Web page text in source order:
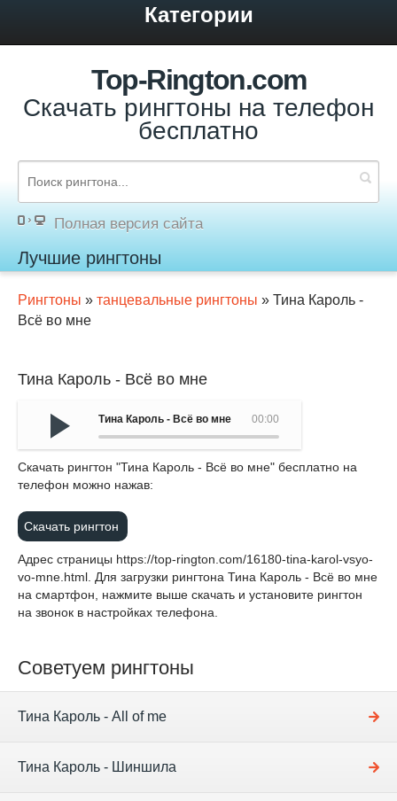
Категории
Top-Rington.com
Скачать рингтоны на телефон
бесплатно
Полная версия сайта
Лучшие рингтоны
Рингтоны » танцевальные рингтоны » Тина Кароль -
Всё во мне
Тина Кароль - Всё во мне
00:00
Тина Кароль - Всё во мне
Cкачать рингтон "Тина Кароль - Всё во мне" бесплатно на
телефон можно нажав:
Скачать рингтон
Адрес страницы https://top-rington.com/16180-tina-karol-vsyo-
vo-mne.html . Для загрузки рингтона Тина Кароль - Всё во мне
на смартфон, нажмите выше скачать и установите рингтон
на звонок в настройках телефона.
Советуем рингтоны
Тина Кароль - All of me
Тина Кароль - Шиншила